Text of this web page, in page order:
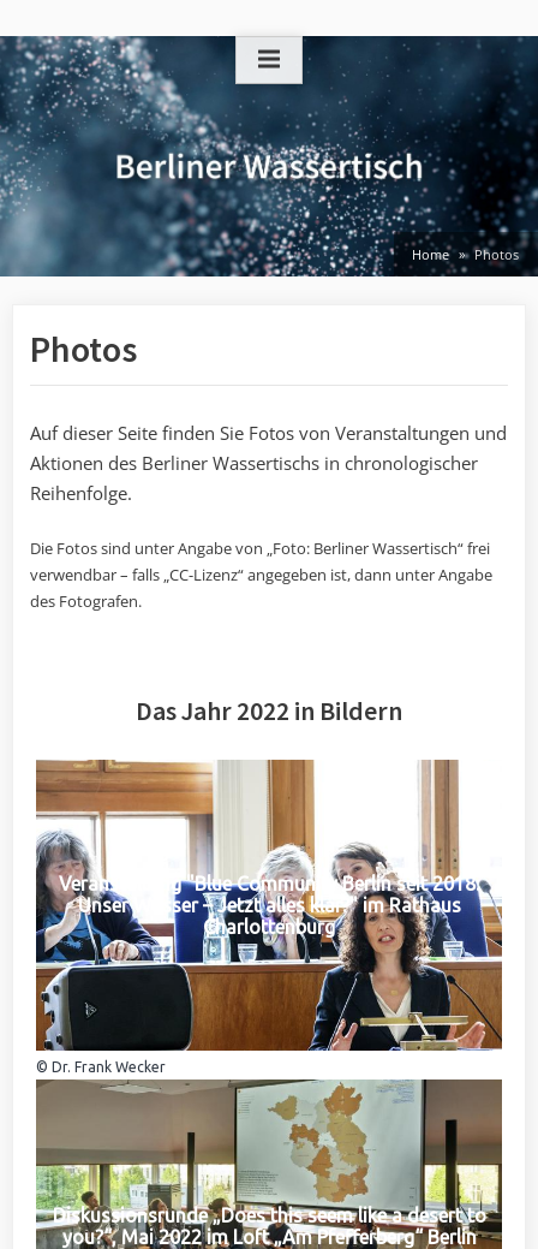
to
content
Home Photos
Photos
Auf dieser Seite finden Sie Fotos von Veranstaltungen und
Aktionen des Berliner Wassertischs in chronologischer
Reihenfolge.
Die Fotos sind unter Angabe von „Foto: Berliner Wassertisch“ frei
verwendbar – falls „CC-Lizenz“ angegeben ist, dann unter Angabe
des Fotografen.
Das Jahr 2022 in Bildern
Veranstaltung "Blue Community Berlin seit 2018:
Unser Wasser – Jetzt alles klar?" im Rathaus
Charlottenburg
© Dr. Frank Wecker
Diskussionsrunde „Does this seem like a desert to
you?“, Mai 2022 im Loft „Am Pfefferberg“ Berlin